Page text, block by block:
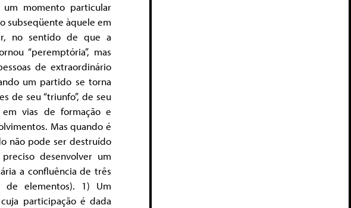
momento particular
subseqüente àquele em
no sentido de que a
“peremptória”, mas
de extraordinário
um partido se torna
de seu “triunfo”, de seu
em vias de formação e
Mas quando é
não pode ser destruído
desenvolver um
a confluência de três
de elementos). 1) Um
participação é dada